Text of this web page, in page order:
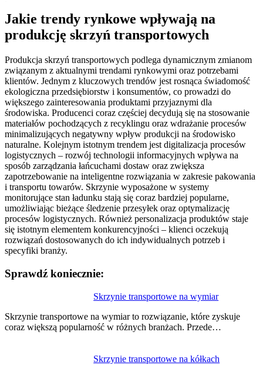
Jakie trendy rynkowe wpływają na
produkcję skrzyń transportowych
Produkcja skrzyń transportowych podlega dynamicznym zmianom
związanym z aktualnymi trendami rynkowymi oraz potrzebami
klientów. Jednym z kluczowych trendów jest rosnąca świadomość
ekologiczna przedsiębiorstw i konsumentów, co prowadzi do
większego zainteresowania produktami przyjaznymi dla
środowiska. Producenci coraz częściej decydują się na stosowanie
materiałów pochodzących z recyklingu oraz wdrażanie procesów
minimalizujących negatywny wpływ produkcji na środowisko
naturalne. Kolejnym istotnym trendem jest digitalizacja procesów
logistycznych – rozwój technologii informacyjnych wpływa na
sposób zarządzania łańcuchami dostaw oraz zwiększa
zapotrzebowanie na inteligentne rozwiązania w zakresie pakowania
i transportu towarów. Skrzynie wyposażone w systemy
monitorujące stan ładunku stają się coraz bardziej popularne,
umożliwiając bieżące śledzenie przesyłek oraz optymalizację
procesów logistycznych. Również personalizacja produktów staje
się istotnym elementem konkurencyjności – klienci oczekują
rozwiązań dostosowanych do ich indywidualnych potrzeb i
specyfiki branży.
Sprawdź koniecznie:
Skrzynie transportowe na wymiar
Skrzynie transportowe na wymiar to rozwiązanie, które zyskuje
coraz większą popularność w różnych branżach. Przede…
Skrzynie transportowe na kółkach
wpisu